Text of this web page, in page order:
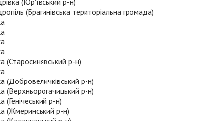
(Юр'ївський р-н)
(Брагинівська територіальна громада)
(Старосинявський р-н)
(Добровеличківський р-н)
(Верхньорогачицький р-н)
(Генічеський р-н)
(Жмеринський р-н)